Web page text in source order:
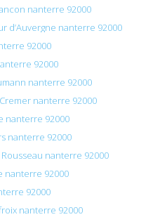
nanterre 92000
d’Auvergne nanterre 92000
92000
92000
nanterre 92000
nanterre 92000
nanterre 92000
nanterre 92000
nanterre 92000
nanterre 92000
92000
nanterre 92000